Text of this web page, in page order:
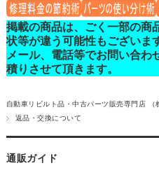
掲載の商品は、ごく一部の商
状等が違う可能性もございま
メール、電話等でお問い合わ
積りさせて頂きます。
自動車リビルト品・中古パーツ販売専門店 （
返品・交換について
通販ガイド